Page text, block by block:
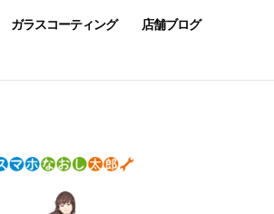
ガラスコーティング 店舗ブログ